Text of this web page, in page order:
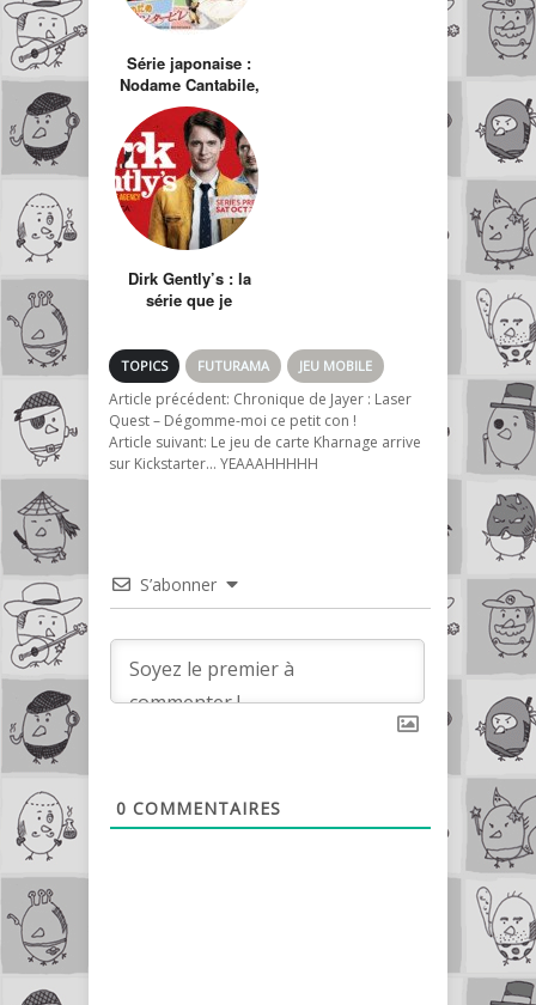
Série japonaise :
Nodame Cantabile,
comment vous
faire aimer la
musique classique
!
Dirk Gently’s : la
série que je
devenu accro
TOPICS FUTURAMA JEU MOBILE
Article précédent: Chronique de Jayer : Laser
Quest – Dégomme-moi ce petit con !
Article suivant: Le jeu de carte Kharnage arrive
sur Kickstarter… YEAAAHHHHH
S’abonner
0 COMMENTAIRES